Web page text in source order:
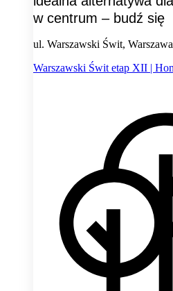
w centrum – budź się
ul. Warszawski Świt, Warszawa
Warszawski Świt etap XII |